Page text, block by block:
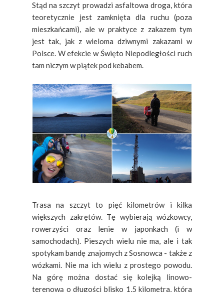
Stąd na szczyt prowadzi asfaltowa droga, która
teoretycznie jest zamknięta dla ruchu (poza
mieszkańcami), ale w praktyce z zakazem tym
jest tak, jak z wieloma dziwnymi zakazami w
Polsce. W efekcie w Święto Niepodległości ruch
tam niczym w piątek pod kebabem.
Trasa na szczyt to pięć kilometrów i kilka
większych zakrętów. Tę wybierają wózkowcy,
rowerzyści oraz lenie w japonkach (i w
samochodach). Pieszych wielu nie ma, ale i tak
spotykam bandę znajomych z Sosnowca - także z
wózkami. Nie ma ich wielu z prostego powodu.
Na górę można dostać się kolejką linowo-
terenową o długości blisko 1,5 kilometra, która